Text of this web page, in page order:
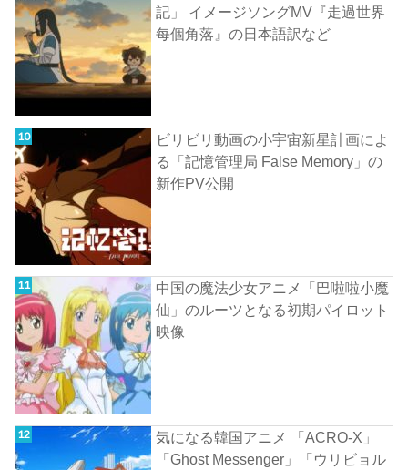
記」 イメージソングMV『走過世界
每個角落』の日本語訳など
ビリビリ動画の小宇宙新星計画によ
る「記憶管理局 False Memory」の
新作PV公開
中国の魔法少女アニメ「巴啦啦小魔
仙」のルーツとなる初期パイロット
映像
気になる韓国アニメ 「ACRO-X」
「Ghost Messenger」「ウリビョル